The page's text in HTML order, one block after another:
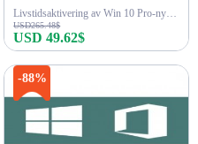
Livstidsaktivering av Win 10 Pro-nyckel
USD265.48$
USD 49.62$
-88%